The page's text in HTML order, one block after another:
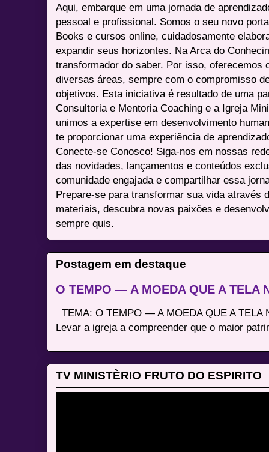
Aqui, embarque em uma jornada de
pessoal e profissional. Somos o seu novo
Books e cursos online, cuidadosamente
expandir seus horizontes. Na Arca do
transformador do saber. Por isso, oferecemos
diversas áreas, sempre com o compromisso
objetivos. Esta iniciativa é resultado de uma
Consultoria e Mentoria Coaching e a Igreja
unimos a expertise em desenvolvimento
te proporcionar uma experiência de
Conecte-se Conosco! Siga-nos em nossas
das novidades, lançamentos e conteúdos
comunidade engajada e compartilhar essa
Prepare-se para transformar sua vida através
materiais, descubra novas paixões e
sempre quis.
Postagem em destaque
O TEMPO — A MOEDA QUE A TELA
TEMA: O TEMPO — A MOEDA QUE A TELA
Levar a igreja a compreender que o maior
TV MINISTÈRIO FRUTO DO ESPIRITO